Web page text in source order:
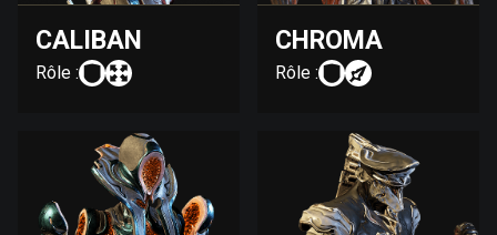
CALIBAN
Rôle :
CHROMA
Rôle :